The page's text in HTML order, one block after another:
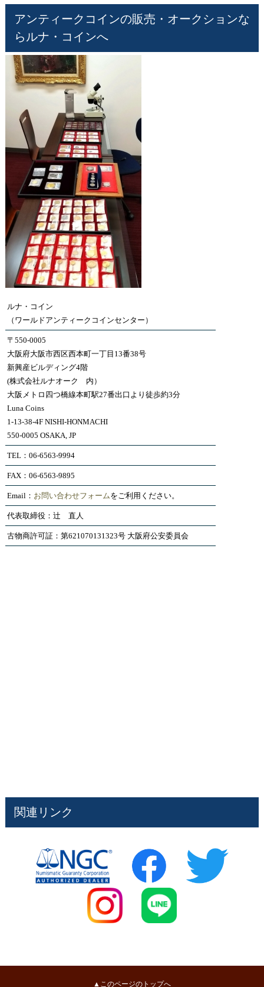
アンティークコインの販売・オークションな
らルナ・コインへ
ルナ・コイン
（ワールドアンティークコインセンター）
〒550-0005
大阪府大阪市西区西本町一丁目13番38号
新興産ビルディング4階
(株式会社ルナオーク 内）
大阪メトロ四つ橋線本町駅27番出口より徒歩約3分
Luna Coins
1-13-38-4F NISHI-HONMACHI
550-0005 OSAKA, JP
TEL：06-6563-9994
FAX：06-6563-9895
Email： お問い合わせフォームをご利用ください。
代表取締役：辻 直人
古物商許可証：第621070131323号 大阪府公安委員会
関連リンク
▲このページのトップへ